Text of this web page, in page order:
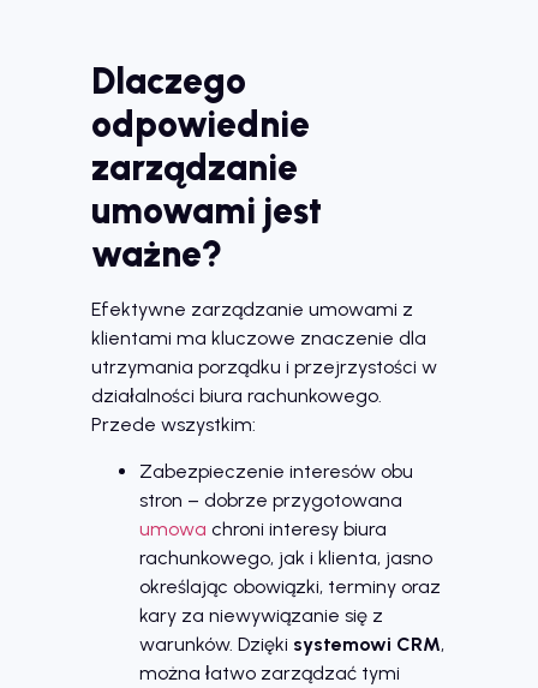
Dlaczego
odpowiednie
zarządzanie
umowami jest
ważne?
Efektywne zarządzanie umowami z
klientami ma kluczowe znaczenie dla
utrzymania porządku i przejrzystości w
działalności biura rachunkowego.
Przede wszystkim:
Zabezpieczenie interesów obu
stron – dobrze przygotowana
umowa chroni interesy biura
rachunkowego, jak i klienta, jasno
określając obowiązki, terminy oraz
kary za niewywiązanie się z
warunków. Dzięki systemowi CRM,
można łatwo zarządzać tymi